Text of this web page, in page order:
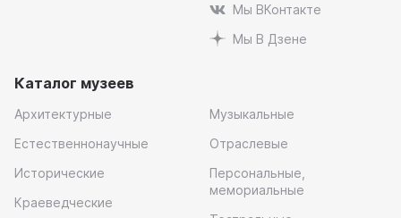
Мы ВКонтакте
Мы В Дзене
Каталог музеев
Архитектурные
Естественнонаучные
Исторические
Краеведческие
Музыкальные
Отраслевые
Персональные,
мемориальные